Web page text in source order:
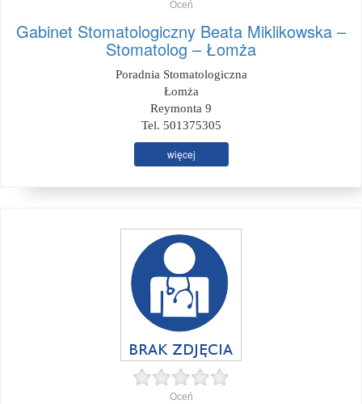
Oceń
Gabinet Stomatologiczny Beata Miklikowska –
Stomatolog – Łomża
Poradnia Stomatologiczna
Łomża
Reymonta 9
Tel. 501375305
więcej
Oceń